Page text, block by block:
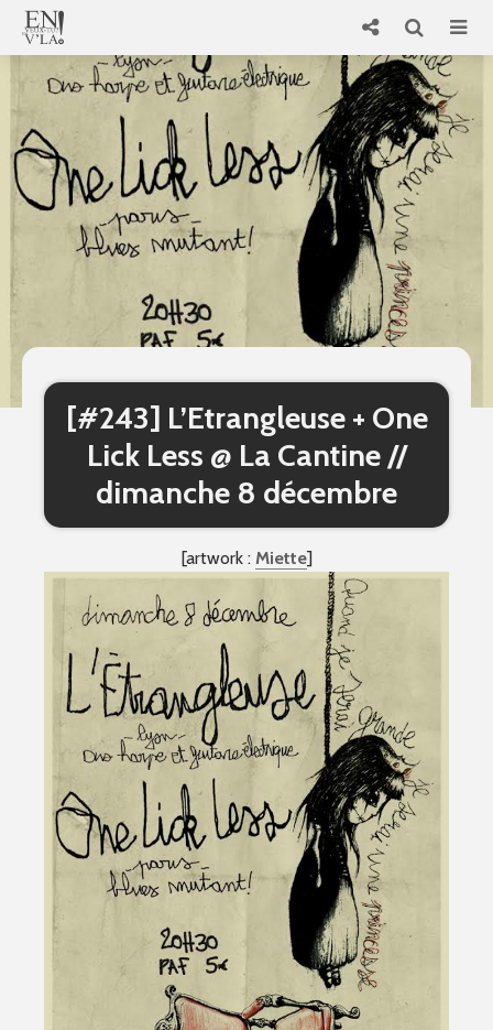
[#243] L’Etrangleuse + One
Lick Less @ La Cantine //
dimanche 8 décembre
[artwork : Miette]